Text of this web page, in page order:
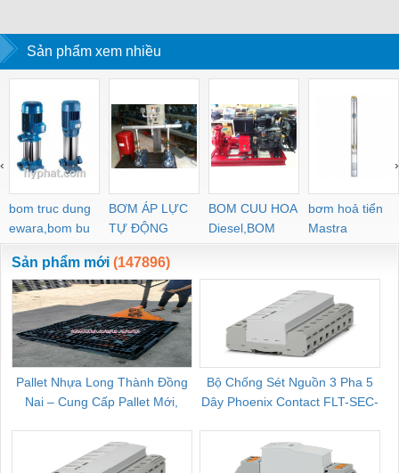
Sản phẩm xem nhiều
bom truc dung
ewara,bom bu
ewara
BƠM ÁP LỰC
TỰ ĐỘNG
BOM CUU HOA
Diesel,BOM
CHUA CHAY
bơm hoả tiển
Mastra
‹ ›
Sản phẩm mới (147896)
Pallet Nhựa Long Thành Đồng
Nai – Cung Cấp Pallet Mới,
Bộ Chống Sét Nguồn 3 Pha 5
Dây Phoenix Contact FLT-SEC-